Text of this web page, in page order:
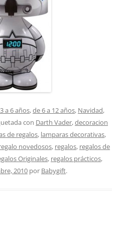
a 6 años,de 6 a 12 años, Navidad,
con Darth Vader,decoracion
de regalos, lamparas decorativas,
novedosos, regalos, regalos de
Originales, regalos prácticos,
2010 por Babygift.